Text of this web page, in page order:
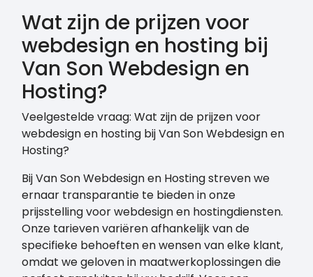
Wat zijn de prijzen voor
webdesign en hosting bij
Van Son Webdesign en
Hosting?
Veelgestelde vraag: Wat zijn de prijzen voor
webdesign en hosting bij Van Son Webdesign en
Hosting?
Bij Van Son Webdesign en Hosting streven we
ernaar transparantie te bieden in onze
prijsstelling voor webdesign en hostingdiensten.
Onze tarieven variëren afhankelijk van de
specifieke behoeften en wensen van elke klant,
omdat we geloven in maatwerkoplossingen die